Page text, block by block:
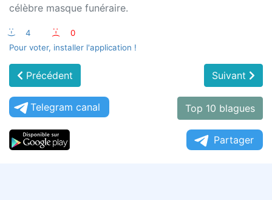
célèbre masque funéraire.
:-) 4 :-(
0
Pour voter, installer l'application !
Précédent Suivant
Telegram canal Top 10 blagues
Partager